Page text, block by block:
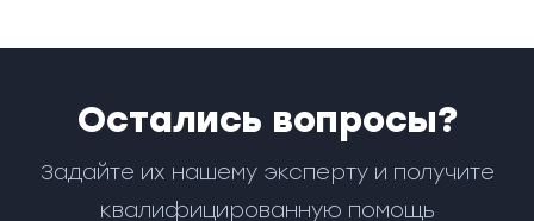
Остались вопросы?
Задайте их нашему эксперту и получите
квалифицированную помощь